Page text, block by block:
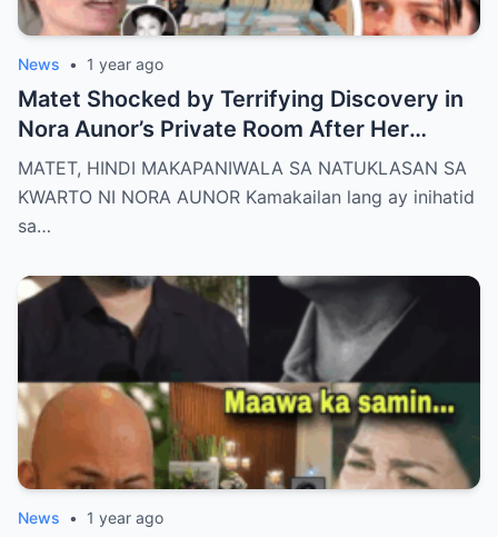
News • 1 year ago
Matet Shocked by Terrifying Discovery in
Nora Aunor’s Private Room After Her
De@th – The Whole Family Stunned by the
Unthinkable!
MATET, HINDI MAKAPANIWALA SA NATUKLASAN SA
KWARTO NI NORA AUNOR Kamakailan lang ay inihatid
sa…
News • 1 year ago